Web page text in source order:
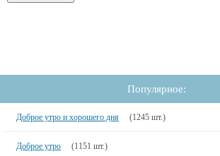
Популярное:
Доброе утро и хорошего дня (1245 шт.)
Доброе утро (1151 шт.)